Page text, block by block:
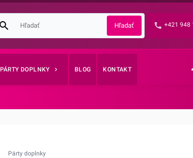
+421 948
PÁRTY DOPLNKY BLOG KONTAKT
Párty doplnky